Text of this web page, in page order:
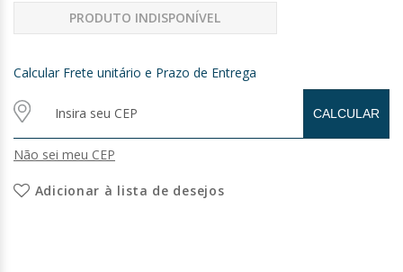
PRODUTO INDISPONÍVEL
Calcular Frete unitário e Prazo de Entrega
Não sei meu CEP
Adicionar à lista de desejos